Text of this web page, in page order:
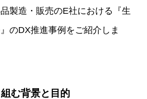
製造・販売のE社における『生
のDX推進事例をご紹介しま
む背景と目的